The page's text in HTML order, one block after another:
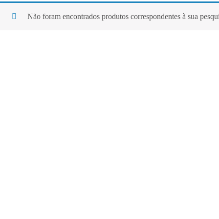
Não foram encontrados produtos correspondentes à sua